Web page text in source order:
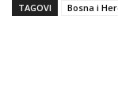
TAGOVI
Bosna i